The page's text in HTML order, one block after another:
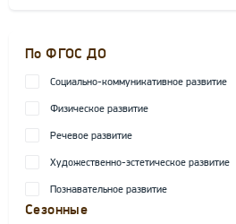
По ФГОС ДО
Социально-коммуникативное развитие
Физическое развитие
Речевое развитие
Художественно-эстетическое развитие
Познавательное развитие
Сезонные